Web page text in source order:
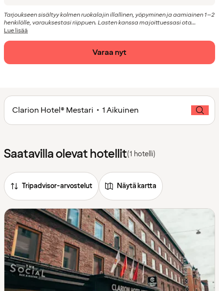
Tarjoukseen sisältyy kolmen ruokalajin illallinen, yöpyminen ja aamiainen 1–2
henkilölle, varauksestasi riippuen. Lasten kanssa majoittuessasi ota...
Lue lisää
Varaa nyt
Clarion Hotel® Mestari • 1 Aikuinen
Saatavilla olevat hotellit(1 hotelli)
Tripadvisor-arvostelut Näytä kartta